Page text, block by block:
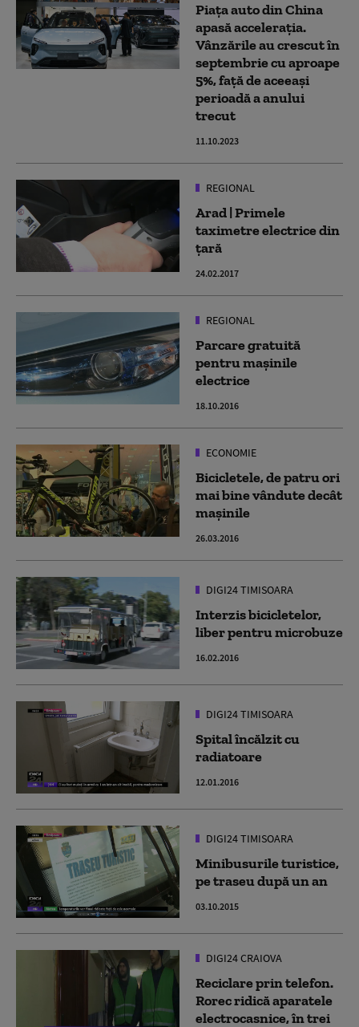
Piața auto din China
apasă accelerația.
Vânzările au crescut în
septembrie cu aproape
5%, față de aceeași
perioadă a anului
trecut
11.10.2023
REGIONAL
Arad | Primele
taximetre electrice din
țară
24.02.2017
REGIONAL
Parcare gratuită
pentru maşinile
electrice
18.10.2016
ECONOMIE
Bicicletele, de patru ori
mai bine vândute decât
maşinile
26.03.2016
DIGI24 TIMISOARA
Interzis bicicletelor,
liber pentru microbuze
16.02.2016
DIGI24 TIMISOARA
Spital încălzit cu
radiatoare
12.01.2016
DIGI24 TIMISOARA
Minibusurile turistice,
pe traseu după un an
03.10.2015
DIGI24 CRAIOVA
Reciclare prin telefon.
Rorec ridică aparatele
electrocasnice, în trei